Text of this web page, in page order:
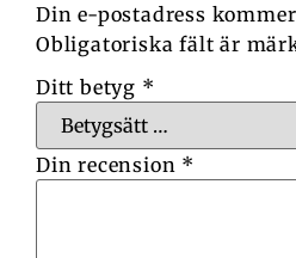
Din e-postadress
Obligatoriska fält är
Ditt betyg *
Din recension *